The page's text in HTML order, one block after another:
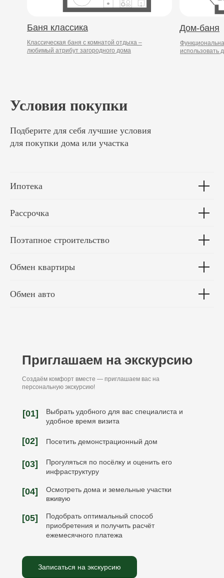
использовать
Дом-баня
Классическая баня с комнатой отдыха –
любимый атрибут загородного дома
Баня классика
Условия покупки
Подберите для себя лучшие условия
для покупки дома или участка
Ипотека
Рассрочка
Поэтапное строительство
Обмен квартиры
Обмен авто
Приглашаем на экскурсию
Создаём комфорт вместе — приглашаем вас на
персональную экскурсию!
Записаться на экскурсию
[05]
Подобрать оптимальный способ
приобретения и получить расчёт
ежемесячного платежа
[04]
Осмотреть дома и земельные участки
вживую
[03]
Прогуляться по посёлку и оценить его
инфраструктуру
[02] Посетить демонстрационный дом
[01]
Выбрать удобного для вас специалиста и
удобное время визита